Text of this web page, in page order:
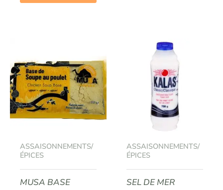
ASSAISONNEMENTS/
ÉPICES
MUSA BASE
ASSAISONNEMENTS/
ÉPICES
SEL DE MER